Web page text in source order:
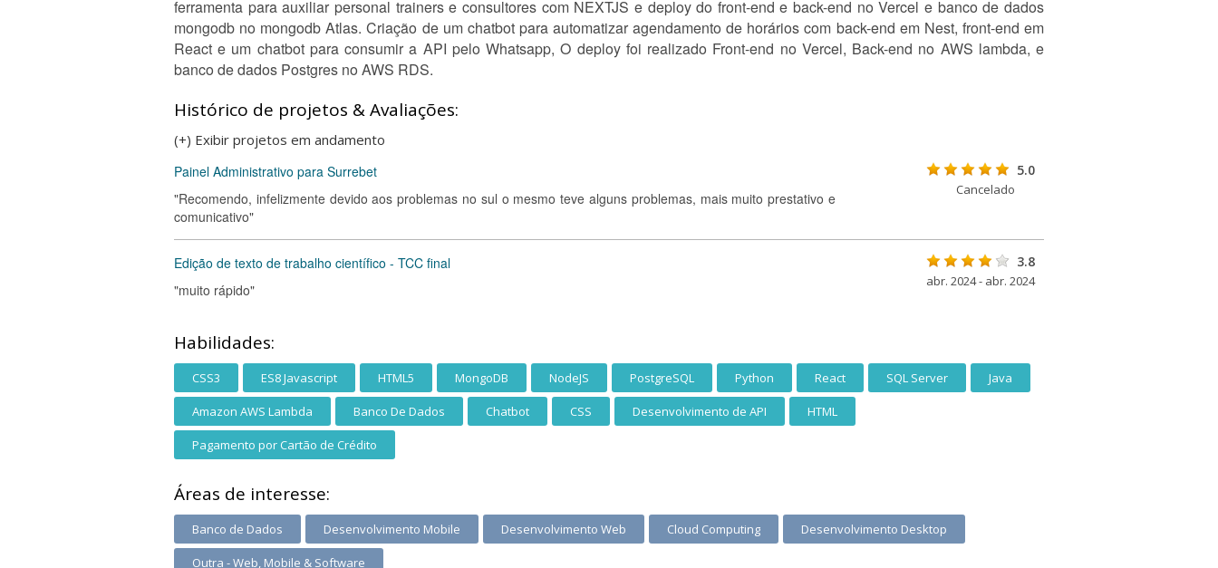
ferramenta para auxiliar personal trainers e consultores com NEXTJS e deploy do front-end e back-end no Vercel e banco de dados
mongodb no mongodb Atlas. Criação de um chatbot para automatizar agendamento de horários com back-end em Nest, front-end em
React e um chatbot para consumir a API pelo Whatsapp, O deploy foi realizado Front-end no Vercel, Back-end no AWS lambda, e
banco de dados Postgres no AWS RDS.
Histórico de projetos & Avaliações:
(+) Exibir projetos em andamento
Painel Administrativo para Surrebet
"Recomendo, infelizmente devido aos problemas no sul o mesmo teve alguns problemas, mais muito prestativo e
comunicativo"
5.0
Cancelado
Edição de texto de trabalho científico - TCC final
"muito rápido"
3.8
abr. 2024 - abr. 2024
Habilidades:
CSS3 ES8 Javascript HTML5 MongoDB NodeJS PostgreSQL Python React SQL Server Java
Amazon AWS Lambda Banco De Dados Chatbot CSS Desenvolvimento de API HTML
Pagamento por Cartão de Crédito
Áreas de interesse:
Banco de Dados Desenvolvimento Mobile Desenvolvimento Web Cloud Computing Desenvolvimento Desktop
Outra - Web, Mobile & Software